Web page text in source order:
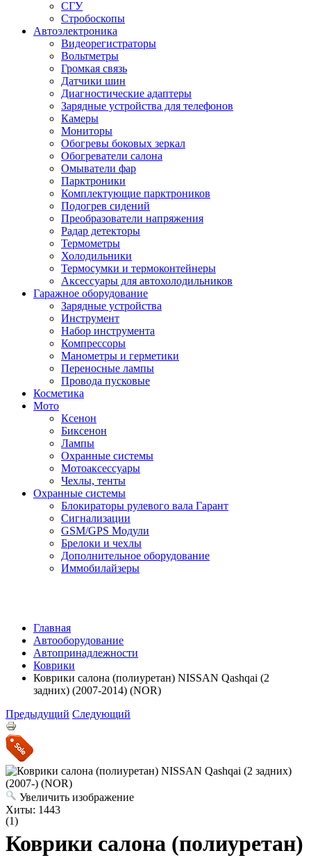
СГУ
Стробоскопы
Автоэлектроника
Видеорегистраторы
Вольтметры
Громкая связь
Датчики шин
Диагностические адаптеры
Зарядные устройства для телефонов
Камеры
Мониторы
Обогревы боковых зеркал
Обогреватели салона
Омыватели фар
Парктроники
Комплектующие парктроников
Подогрев сидений
Преобразователи напряжения
Радар детекторы
Термометры
Холодильники
Термосумки и термоконтейнеры
Аксессуары для автохолодильников
Гаражное оборудование
Зарядные устройства
Инструмент
Набор инструмента
Компрессоры
Манометры и герметики
Переносные лампы
Провода пусковые
Косметика
Мото
Ксенон
Биксенон
Лампы
Охранные системы
Мотоаксессуары
Чехлы, тенты
Охранные системы
Блокираторы рулевого вала Гарант
Сигнализации
GSM/GPS Модули
Брелоки и чехлы
Дополнительное оборудование
Иммобилайзеры
Главная
Автооборудование
Автопринадлежности
Коврики
Коврики салона (полиуретан) NISSAN Qashqai (2
задних) (2007-2014) (NOR)
Предыдущий Следующий
Увеличить изображение
Хиты: 1443
(1)
Коврики салона (полиуретан)